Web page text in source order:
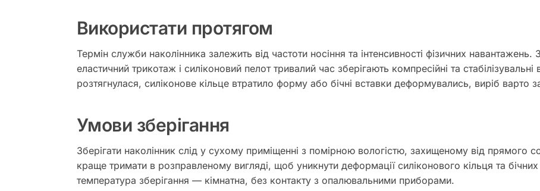
Використати протягом
Термін служби наколінника залежить від частоти носіння та інтенсивності фізичних
еластичний трикотаж і силіконовий пелот тривалий час зберігають компресійні та
розтягнулася, силіконове кільце втратило форму або бічні вставки деформувались, виріб варто
Умови зберігання
Зберігати наколінник слід у сухому приміщенні з помірною вологістю, захищеному від прямого
краще тримати в розправленому вигляді, щоб уникнути деформації силіконового кільця та
температура зберігання — кімнатна, без контакту з опалювальними приборами.